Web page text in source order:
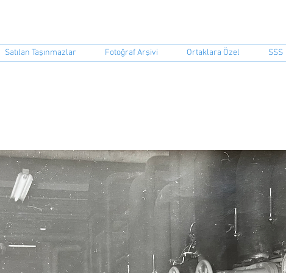
Satılan Taşınmazlar Fotoğraf Arşivi Ortaklara Özel SSS